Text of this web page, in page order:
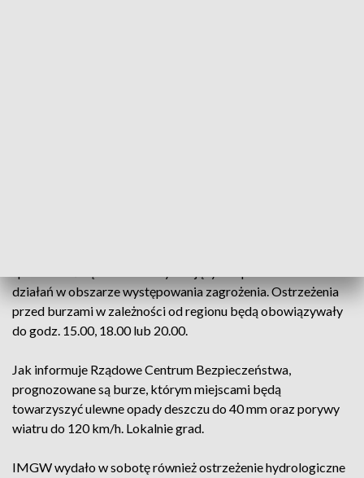
działań w obszarze występowania zagrożenia. Ostrzeżenia
przed burzami w zależności od regionu będą obowiązywały
do godz. 15.00, 18.00 lub 20.00.
Jak informuje Rządowe Centrum Bezpieczeństwa,
prognozowane są burze, którym miejscami będą
towarzyszyć ulewne opady deszczu do 40 mm oraz porywy
wiatru do 120 km/h. Lokalnie grad.
IMGW wydało w sobotę również ostrzeżenie hydrologiczne